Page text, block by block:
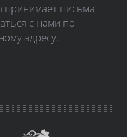
принимает письма
с нами по
адресу.